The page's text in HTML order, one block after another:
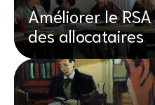
Améliorer le
des allocataires